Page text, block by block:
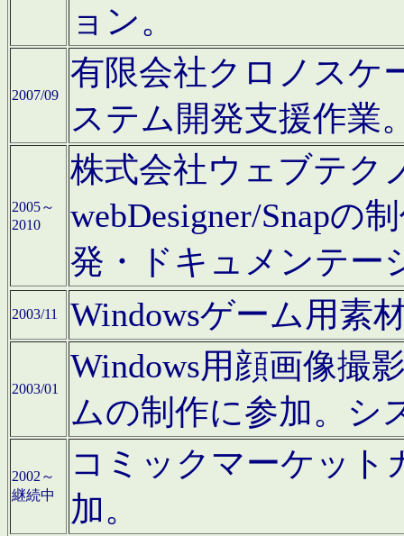
ョン。
2007/09
有限会社クロノスケ
ステム開発支援作業
2005～
2010
株式会社ウェブテク
webDesigner/Snapの
発・ドキュメンテー
2003/11 Windowsゲーム用素
2003/01
Windows用顔画像撮
ムの制作に参加。シ
2002～
継続中
コミックマーケット
加。